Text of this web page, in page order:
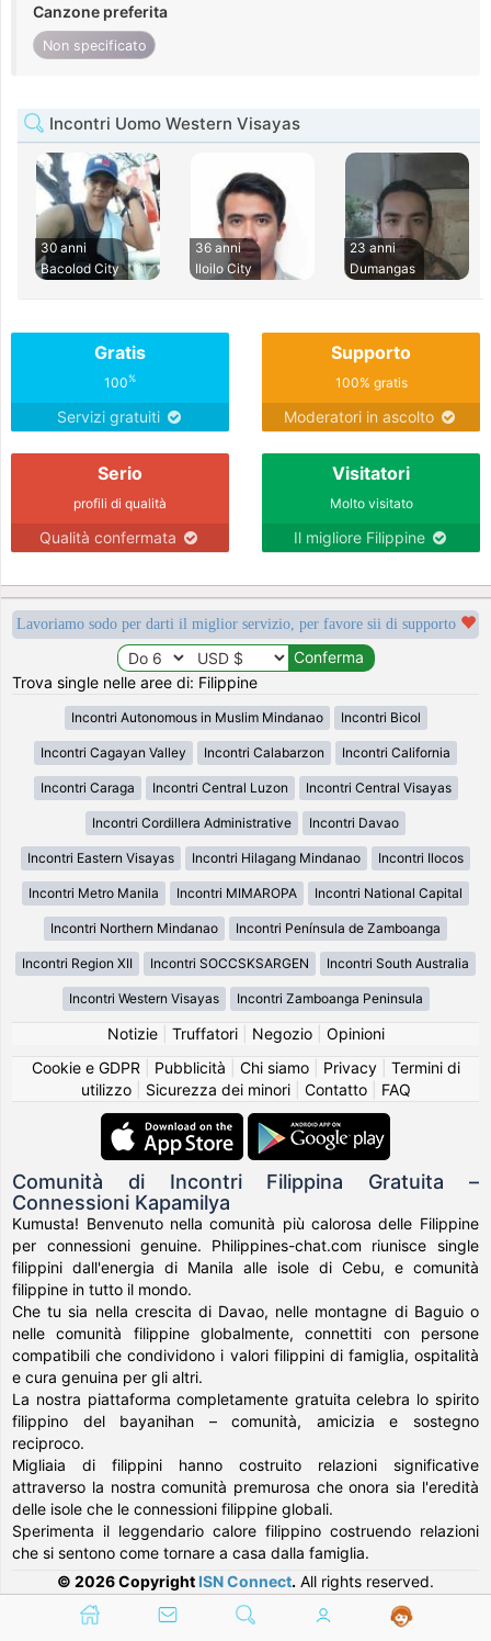
Canzone preferita
Non specificato
Incontri Uomo Western Visayas
30 anni
Bacolod City
36 anni
Iloilo City
23 anni
Dumangas
Gratis
100%
Servizi gratuiti
Supporto
100% gratis
Moderatori in ascolto
Serio
profili di qualità
Qualità confermata
Visitatori
Molto visitato
Il migliore Filippine
Lavoriamo sodo per darti il miglior servizio, per favore sii di supporto
Trova single nelle aree di: Filippine
Incontri Autonomous in Muslim Mindanao Incontri Bicol
Incontri Cagayan Valley Incontri Calabarzon Incontri California
Incontri Caraga Incontri Central Luzon Incontri Central Visayas
Incontri Cordillera Administrative Incontri Davao
Incontri Eastern Visayas Incontri Hilagang Mindanao Incontri Ilocos
Incontri Metro Manila Incontri MIMAROPA Incontri National Capital
Incontri Northern Mindanao Incontri Península de Zamboanga
Incontri Region XII Incontri SOCCSKSARGEN Incontri South Australia
Incontri Western Visayas Incontri Zamboanga Peninsula
Notizie| Truffatori| Negozio| Opinioni
Cookie e GDPR
Pubblicità Chi siamo| Privacy| Termini di
utilizzo| Sicurezza dei minori| Contatto| FAQ
Comunità di Incontri Filippina Gratuita –
Connessioni Kapamilya
Kumusta! Benvenuto nella comunità più calorosa delle Filippine
per connessioni genuine. Philippines-chat.com riunisce single
filippini dall'energia di Manila alle isole di Cebu, e comunità
filippine in tutto il mondo.
Che tu sia nella crescita di Davao, nelle montagne di Baguio o
nelle comunità filippine globalmente, connettiti con persone
compatibili che condividono i valori filippini di famiglia, ospitalità
e cura genuina per gli altri.
La nostra piattaforma completamente gratuita celebra lo spirito
filippino del bayanihan – comunità, amicizia e sostegno
reciproco.
Migliaia di filippini hanno costruito relazioni significative
attraverso la nostra comunità premurosa che onora sia l'eredità
delle isole che le connessioni filippine globali.
Sperimenta il leggendario calore filippino costruendo relazioni
che si sentono come tornare a casa dalla famiglia.
© 2026 Copyright ISN Connect. All rights reserved.